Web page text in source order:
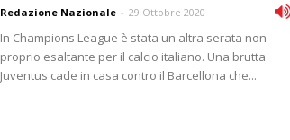
Redazione Nazionale - 29 Ottobre 2020
In Champions League è stata un'altra serata non
proprio esaltante per il calcio italiano. Una brutta
Juventus cade in casa contro il Barcellona che...